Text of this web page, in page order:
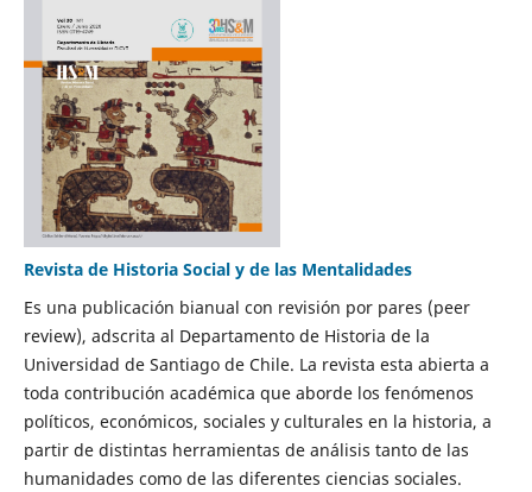
Revista de Historia Social y de las Mentalidades
Es una publicación bianual con revisión por pares (peer
review), adscrita al Departamento de Historia de la
Universidad de Santiago de Chile. La revista esta abierta a
toda contribución académica que aborde los fenómenos
políticos, económicos, sociales y culturales en la historia, a
partir de distintas herramientas de análisis tanto de las
humanidades como de las diferentes ciencias sociales.